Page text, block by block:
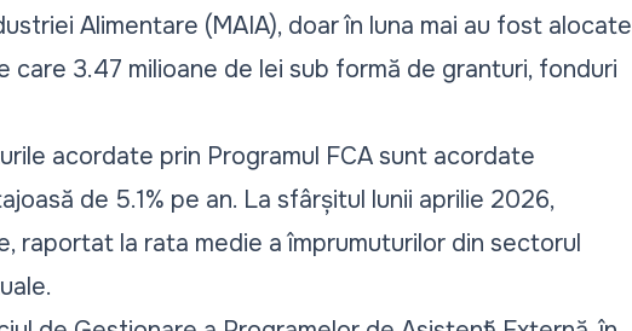
Alimentare (MAIA), doar în luna mai au fost alocate
care 3.47 milioane de lei sub formă de granturi, fonduri
acordate prin Programul FCA sunt acordate
de 5.1% pe an. La sfârșitul lunii aprilie 2026,
raportat la rata medie a împrumuturilor din sectorul